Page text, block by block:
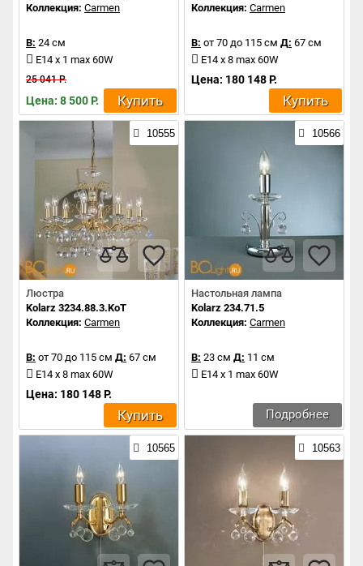
Коллекция: Carmen
В: 24 см
E14 x 1 max 60W
25 041 Р.
Цена: 8 500 Р. Купить
Коллекция: Carmen
В: от 70 до 115 см Д: 67 см
E14 x 8 max 60W
Цена: 180 148 Р.
Купить
10555
Люстра
Kolarz 3234.88.3.KoT
Коллекция: Carmen
В: от 70 до 115 см Д: 67 см
E14 x 8 max 60W
Цена: 180 148 Р.
Купить
10566
Настольная лампа
Kolarz 234.71.5
Коллекция: Carmen
В: 23 см Д: 11 см
E14 x 1 max 60W
Подробнее
10565 10563